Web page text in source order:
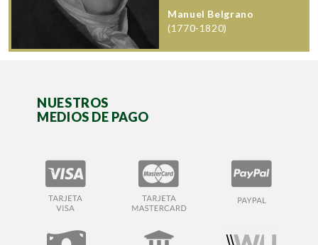
Manuel Belgrano
(1770-1820)
NUESTROS
MEDIOS DE PAGO